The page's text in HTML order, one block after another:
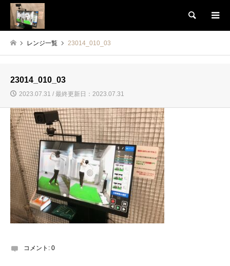
検索
レンジ一覧 23014_010_03
23014_010_03
2023.07.31 / 最終更新日：2023.07.31
コメント: 0